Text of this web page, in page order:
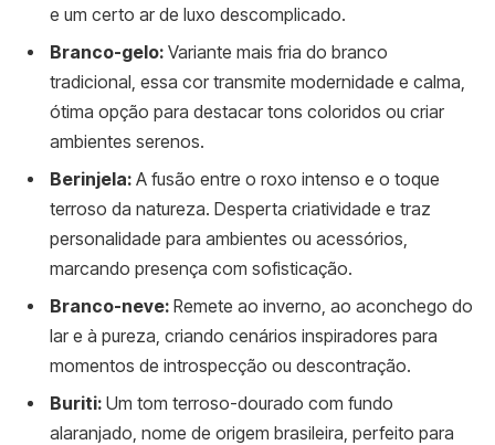
e um certo ar de luxo descomplicado.
Branco-gelo: Variante mais fria do branco
tradicional, essa cor transmite modernidade e calma,
ótima opção para destacar tons coloridos ou criar
ambientes serenos.
Berinjela: A fusão entre o roxo intenso e o toque
terroso da natureza. Desperta criatividade e traz
personalidade para ambientes ou acessórios,
marcando presença com sofisticação.
Branco-neve: Remete ao inverno, ao aconchego do
lar e à pureza, criando cenários inspiradores para
momentos de introspecção ou descontração.
Buriti: Um tom terroso-dourado com fundo
alaranjado, nome de origem brasileira, perfeito para